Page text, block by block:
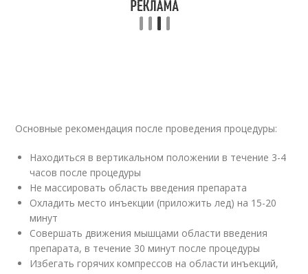
Основные рекомендация после проведения процедуры:
Находиться в вертикальном положении в течение 3-4
часов после процедуры
Не массировать область введения препарата
Охладить место инъекции (приложить лед) на 15-20
минут
Совершать движения мышцами области введения
препарата, в течение 30 минут после процедуры
Избегать горячих компрессов на области инъекций,